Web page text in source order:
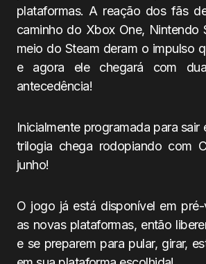
plataformas. A reação dos fãs
caminho do Xbox One, Nintendo
meio do Steam deram o impulso
e agora ele chegará com
antecedência!
Inicialmente programada para sair
trilogia chega rodopiando com
junho!
O jogo já está disponível em
as novas plataformas, então
e se preparem para pular, girar,